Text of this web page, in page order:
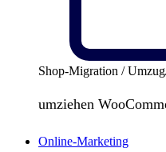
Shop-Migration /
umziehen
Online-Marketing